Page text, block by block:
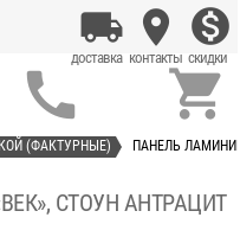
 
(ФАКТУРНЫЕ) ПАНЕЛЬ
СТОУН АНТРАЦИТ